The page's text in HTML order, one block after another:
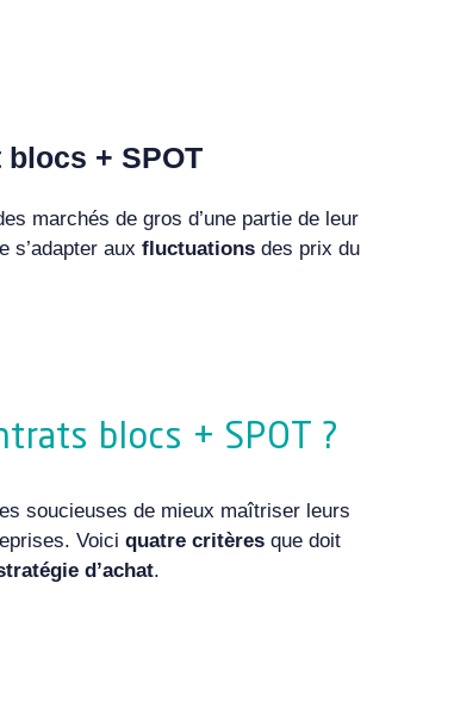
+ SPOT
marchés de gros d’une partie de leur
s’adapter aux fluctuations des prix du
blocs + SPOT ?
soucieuses de mieux maîtriser leurs
Voici quatre critères que doit
d’achat.